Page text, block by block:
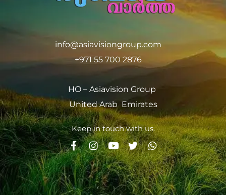
info@asiavisiongroup.com
+971 55 700 2876
HO – Asiavision Group
United Arab Emirates
Keep in touch with us.